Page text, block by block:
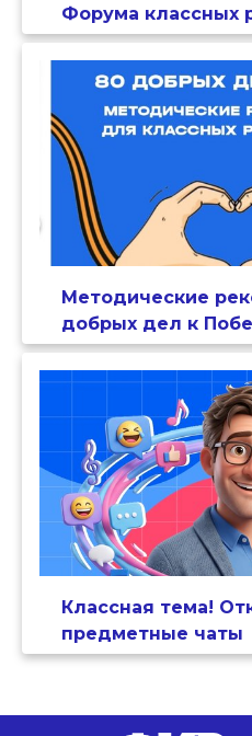
Форума классных
Методические
добрых дел к
Классная тема!
предметные чаты